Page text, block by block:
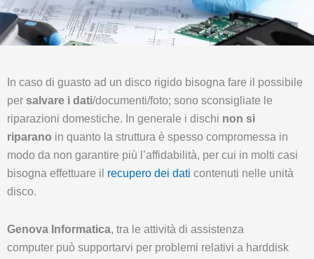
In caso di guasto ad un disco rigido bisogna fare il possibile
per salvare i dati/documenti/foto; sono sconsigliate le
riparazioni domestiche. In generale i dischi non si
riparano in quanto la struttura è spesso compromessa in
modo da non garantire più l’affidabilità, per cui in molti casi
bisogna effettuare il recupero dei dati contenuti nelle unità
disco.
Genova Informatica, tra le attività di assistenza
computer può supportarvi per problemi relativi a harddisk